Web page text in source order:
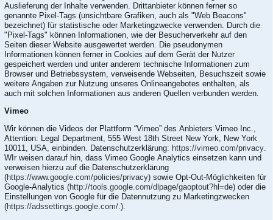
Auslieferung der Inhalte verwenden. Drittanbieter können ferner so
genannte Pixel-Tags (unsichtbare Grafiken, auch als "Web Beacons"
bezeichnet) für statistische oder Marketingzwecke verwenden. Durch die
"Pixel-Tags" können Informationen, wie der Besucherverkehr auf den
Seiten dieser Website ausgewertet werden. Die pseudonymen
Informationen können ferner in Cookies auf dem Gerät der Nutzer
gespeichert werden und unter anderem technische Informationen zum
Browser und Betriebssystem, verweisende Webseiten, Besuchszeit sowie
weitere Angaben zur Nutzung unseres Onlineangebotes enthalten, als
auch mit solchen Informationen aus anderen Quellen verbunden werden.
Vimeo
Wir können die Videos der Plattform “Vimeo” des Anbieters Vimeo Inc.,
Attention: Legal Department, 555 West 18th Street New York, New York
10011, USA, einbinden. Datenschutzerklärung: https://vimeo.com/privacy
WIr weisen darauf hin, dass Vimeo Google Analytics einsetzen kann und
verweisen hierzu auf die Datenschutzerklärung
(https://www.google.com/policies/privacy) sowie Opt-Out-Möglichkeiten für
Google-Analytics (http://tools.google.com/dlpage/gaoptout?hl=de) oder die
Einstellungen von Google für die Datennutzung zu Marketingzwecken
(https://adssettings.google.com/. ).